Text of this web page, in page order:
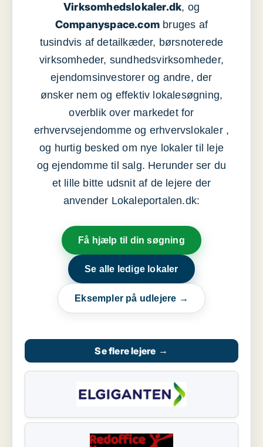
Virksomhedslokaler.dk, og
Companyspace.com bruges af
tusindvis af detailkæder, børsnoterede
virksomheder, sundhedsvirksomheder,
ejendomsinvestorer og andre, der
ønsker nem og effektiv lokalesøgning,
overblik over markedet for
erhvervsejendomme og erhvervslokaler ,
og hurtig besked om nye lokaler til leje
og ejendomme til salg. Herunder ser du
et lille bitte udsnit af de lejere der
anvender Lokaleportalen.dk:
Få hjælp til din søgning
Se alle ledige lokaler
Eksempler på udlejere →
Se flere lejere →